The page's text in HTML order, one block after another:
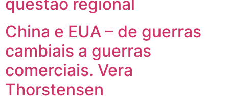
questão regional
China e EUA – de guerras
cambiais a guerras
comerciais. Vera
Thorstensen